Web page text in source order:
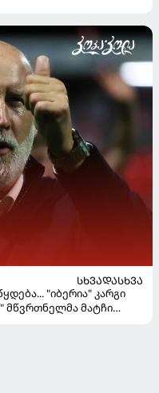
ᲡᲮᲕᲐᲓᲐᲡᲮᲕᲐ
"იბერია" კარგი
მწვრთნელმა მატჩი